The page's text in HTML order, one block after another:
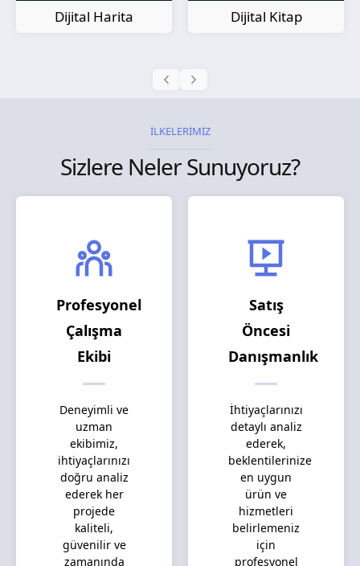
Dijital Kitap
İLKELERİMİZ
Sizlere Neler Sunuyoruz?
Profesyonel
Çalışma
Ekibi
Deneyimli ve
uzman
ekibimiz,
ihtiyaçlarınızı
doğru analiz
ederek her
projede
kaliteli,
güvenilir ve
zamanında
Satış
Öncesi
Danışmanlık
İhtiyaçlarınızı
detaylı analiz
ederek,
beklentilerinize
en uygun
ürün ve
hizmetleri
belirlemeniz
için
profesyonel